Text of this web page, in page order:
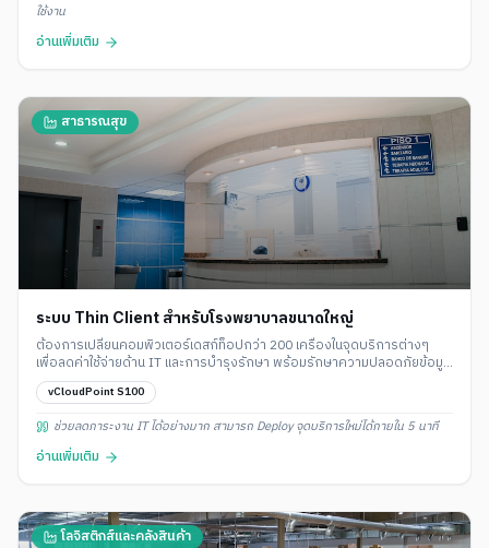
ใช้งาน
อ่านเพิ่มเติม
สาธารณสุข
ระบบ Thin Client สำหรับโรงพยาบาลขนาดใหญ่
ต้องการเปลี่ยนคอมพิวเตอร์เดสก์ท็อปกว่า 200 เครื่องในจุดบริการต่างๆ
เพื่อลดค่าใช้จ่ายด้าน IT และการบำรุงรักษา พร้อมรักษาความปลอดภัยข้อมูล
ผู้ป่วย
vCloudPoint S100
ช่วยลดภาระงาน IT ได้อย่างมาก สามารถ Deploy จุดบริการใหม่ได้ภายใน 5 นาที
อ่านเพิ่มเติม
โลจิสติกส์และคลังสินค้า